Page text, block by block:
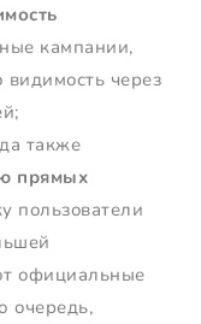
кампании,
видимость через
также
прямых
пользователи
официальные
очередь,